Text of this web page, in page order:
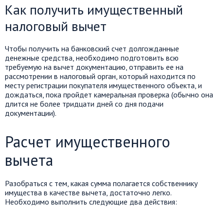
Как получить имущественный
налоговый вычет
Чтобы получить на банковский счет долгожданные
денежные средства, необходимо подготовить всю
требуемую на вычет документацию, отправить ее на
рассмотрении в налоговый орган, который находится по
месту регистрации покупателя имущественного объекта, и
дождаться, пока пройдет камеральная проверка (обычно она
длится не более тридцати дней со дня подачи
документации).
Расчет имущественного
вычета
Разобраться с тем, какая сумма полагается собственнику
имущества в качестве вычета, достаточно легко.
Необходимо выполнить следующие два действия: